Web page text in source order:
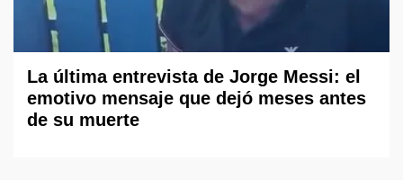
La última entrevista de Jorge Messi: el
emotivo mensaje que dejó meses antes
de su muerte